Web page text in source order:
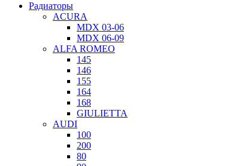
Радиаторы
ACURA
MDX 03-06
MDX 06-09
ALFA ROMEO
145
146
155
164
168
GIULIETTA
AUDI
100
200
80